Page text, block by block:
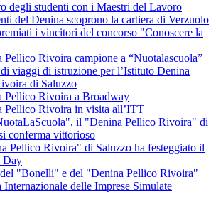
degli studenti con i Maestri del Lavoro
del Denina scoprono la cartiera di Verzuolo
i vincitori del concorso "Conoscere la
Pellico Rivoira campione a “Nuotalascuola”
viaggi di istruzione per l’Istituto Denina
di Saluzzo
Pellico Rivoira a Broadway
Pellico Rivoira in visita all’ITT
il "Denina Pellico Rivoira" di
conferma vittorioso
Pellico Rivoira" di Saluzzo ha festeggiato il
Day
"Bonelli" e del "Denina Pellico Rivoira"
Internazionale delle Imprese Simulate